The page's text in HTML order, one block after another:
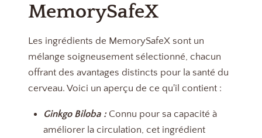
MemorySafeX
Les ingrédients de MemorySafeX sont un
mélange soigneusement sélectionné, chacun
offrant des avantages distincts pour la santé du
cerveau. Voici un aperçu de ce qu'il contient :
Ginkgo Biloba :Connu pour sa capacité à
améliorer la circulation, cet ingrédient